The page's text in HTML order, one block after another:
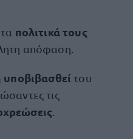
πολιτικά τους
απόφαση.
υποβιβασθεί του
τις